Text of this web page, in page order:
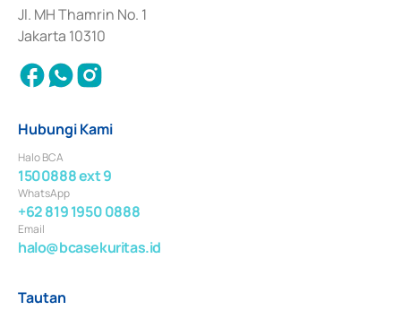
Jl. MH Thamrin No. 1
Jakarta 10310
Hubungi Kami
Halo BCA
1500888 ext 9
WhatsApp
+62 819 1950 0888
Email
halo@bcasekuritas.id
Tautan